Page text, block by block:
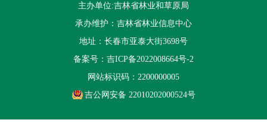
主办单位:吉林省林业和草原局
承办维护：吉林省林业信息中心
地址：长春市亚泰大街3698号
备案号： 吉ICP备2022008664号-2
网站标识码：2200000005
吉公网安备 22010202000524号